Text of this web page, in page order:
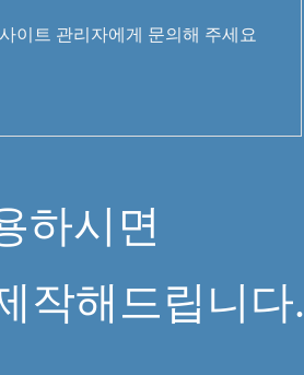
이트 관리자에게 문의해 주세요
하시면
작해드립니다.